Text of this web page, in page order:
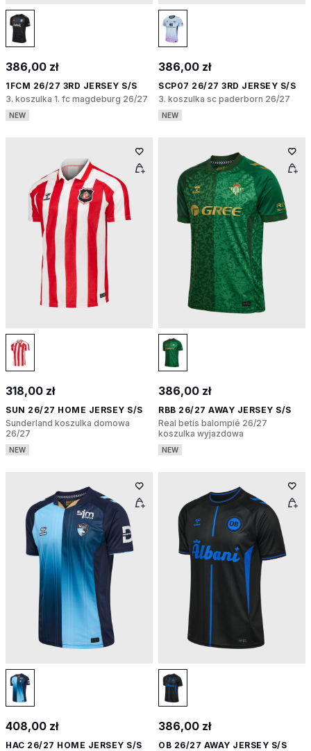
386,00 zł
1FCM 26/27 3RD JERSEY S/S
3. koszulka 1. fc magdeburg 26/27
NEW
386,00 zł
SCP07 26/27 3RD JERSEY S/S
3. koszulka sc paderborn 26/27
NEW
318,00 zł
SUN 26/27 HOME JERSEY S/S
Sunderland koszulka domowa
26/27
NEW
386,00 zł
RBB 26/27 AWAY JERSEY S/S
Real betis balompié 26/27
koszulka wyjazdowa
NEW
408,00 zł
HAC 26/27 HOME JERSEY S/S
386,00 zł
OB 26/27 AWAY JERSEY S/S